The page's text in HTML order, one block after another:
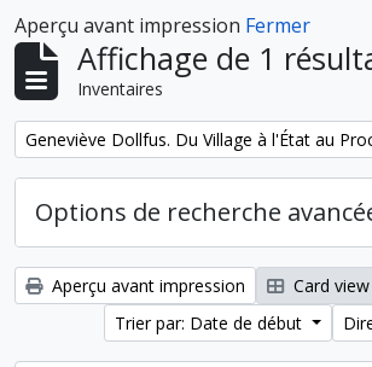
Aperçu avant impression Fermer
Affichage de 1
Inventaires
Remove filter:
Options de recherche
Aperçu avant impression Card view
Trier par: Date de début